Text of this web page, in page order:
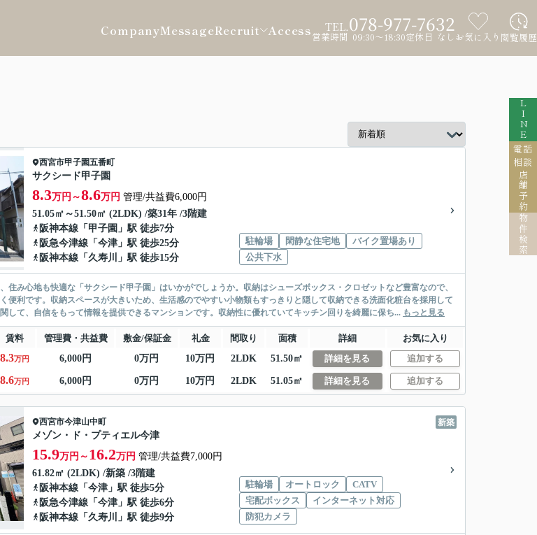
CompanyMessageRecruit Access TEL.078-977-7632
営業時間 09:30～18:30定休日 なし お気に入り 閲覧履歴
LINE
電話
相談
店舗予約
物件検索
西宮市甲子園五番町
サクシード甲子園
8.3万円～8.6万円 管理/共益費6,000円
51.05㎡～51.50㎡ (2LDK) /築31年 /3階建
阪神本線 「 甲子園 」駅 徒歩7分
阪急今津線 「 今津 」駅 徒歩25分
阪神本線 「 久寿川 」駅 徒歩15分
駐輪場 閑静な住宅地
バイク置場あり
公共下水
住み心地も快適な「サクシード甲子園」はいかがでしょうか。収納はシューズボックス・クロゼットなど豊富なので、
便利です。収納スペースが大きいため、生活感のでやすい小物類もすっきりと隠して収納できる洗面化粧台を採用して
して、自信をもって情報を提供できるマンションです。収納性に優れていてキッチン回りを綺麗に保ち... もっと見る
賃料 管理費・共益費 敷金/保証金 礼金 間取り 面積 詳細
お気に入り
8.3万円 6,000円 0万円 10万円 2LDK 51.50㎡ 詳細を見る 追加する
8.6万円 6,000円 0万円 10万円 2LDK 51.05㎡ 詳細を見る 追加する
新築
西宮市今津山中町
メゾン・ド・プティエル今津
15.9万円～ 16.2万円 管理/共益費7,000円
61.82㎡ (2LDK) /新築 /3階建
阪神本線 「 今津 」駅 徒歩5分
阪急今津線 「 今津 」駅 徒歩6分
阪神本線 「 久寿川 」駅 徒歩9分
駐輪場 オートロック
CATV
宅配ボックス
インターネット対応
防犯カメラ